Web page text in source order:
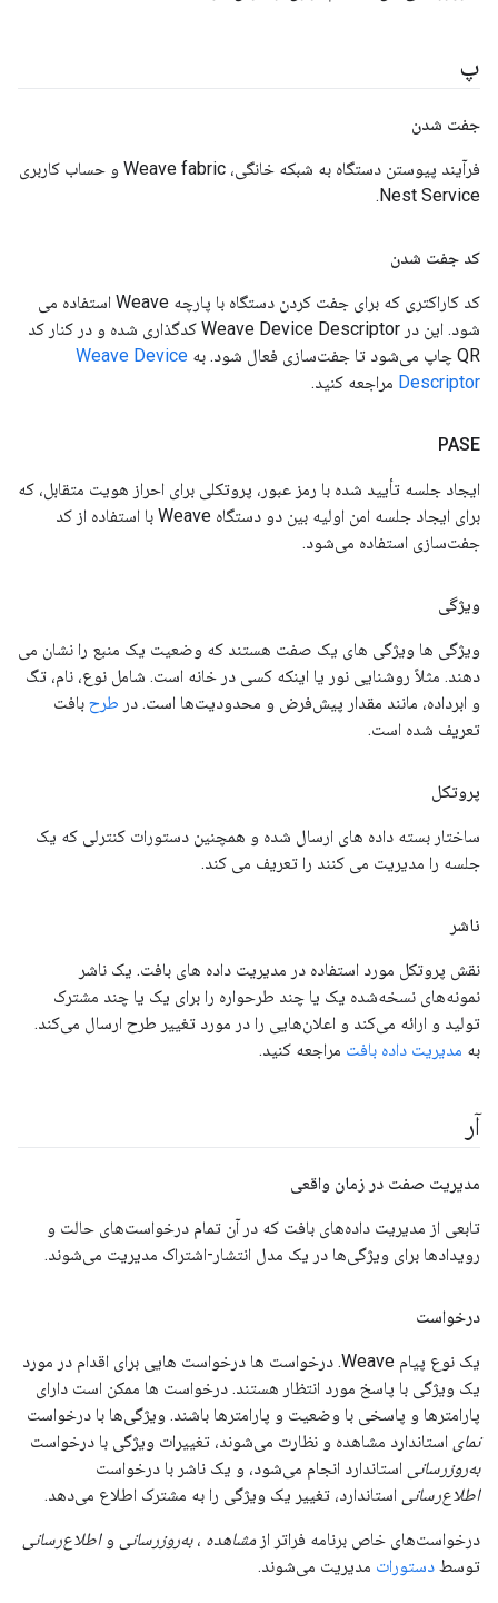
پ
جفت شدن
فرآیند پیوستن دستگاه به شبکه خانگی، Weave fabric و حساب کاربری
Nest Service.
کد جفت شدن
کد کاراکتری که برای جفت کردن دستگاه با پارچه Weave استفاده می
شود. این در Weave Device Descriptor کدگذاری شده و در کنار کد
QR چاپ می‌شود تا جفت‌سازی فعال شود. به
Weave Device
Descriptor مراجعه کنید.
PASE
ایجاد جلسه تأیید شده با رمز عبور، پروتکلی برای احراز هویت متقابل، که
برای ایجاد جلسه امن اولیه بین دو دستگاه Weave با استفاده از کد
جفت‌سازی استفاده می‌شود.
ویژگی
ویژگی ها ویژگی های یک صفت هستند که وضعیت یک منبع را نشان می
دهند. مثلاً روشنایی نور یا اینکه کسی در خانه است. شامل نوع، نام، تگ
و ابرداده، مانند مقدار پیش‌فرض و محدودیت‌ها است. در طرح بافت
تعریف شده است.
پروتکل
ساختار بسته داده های ارسال شده و همچنین دستورات کنترلی که یک
جلسه را مدیریت می کنند را تعریف می کند.
ناشر
نقش پروتکل مورد استفاده در مدیریت داده های بافت. یک ناشر
نمونه‌های نسخه‌شده یک یا چند طرحواره را برای یک یا چند مشترک
تولید و ارائه می‌کند و اعلان‌هایی را در مورد تغییر طرح ارسال می‌کند.
به مدیریت داده بافت مراجعه کنید.
آر
مدیریت صفت در زمان واقعی
تابعی از مدیریت داده‌های بافت که در آن تمام درخواست‌های حالت و
رویدادها برای ویژگی‌ها در یک مدل انتشار-اشتراک مدیریت می‌شوند.
درخواست
یک نوع پیام Weave. درخواست ها درخواست هایی برای اقدام در مورد
یک ویژگی با پاسخ مورد انتظار هستند. درخواست ها ممکن است دارای
پارامترها و پاسخی با وضعیت و پارامترها باشند. ویژگی‌ها با درخواست
نمای استاندارد مشاهده و نظارت می‌شوند، تغییرات ویژگی با درخواست
به‌روزرسانی استاندارد انجام می‌شود، و یک ناشر با درخواست
اطلاع‌رسانی استاندارد، تغییر یک ویژگی را به مشترک اطلاع می‌دهد.
درخواست‌های خاص برنامه فراتر از مشاهده ،به‌روزرسانی واطلاع‌رسانی
توسط دستورات مدیریت می‌شوند.